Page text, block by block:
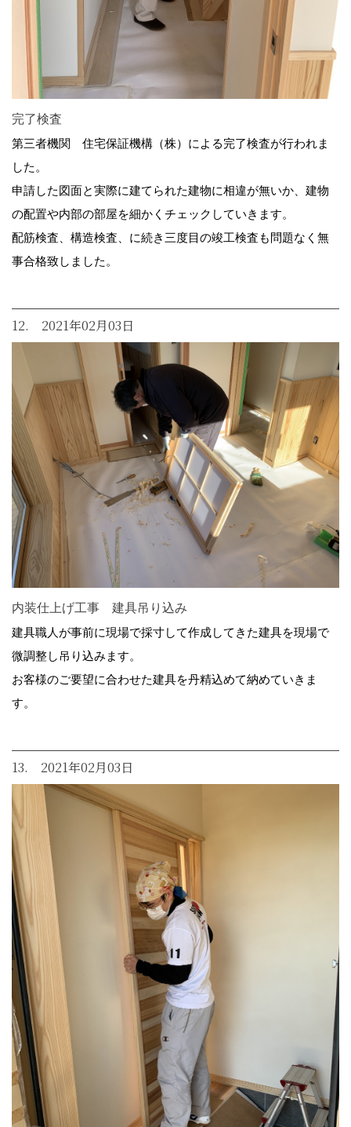
完了検査
第三者機関 住宅保証機構（株）による完了検査が行われま
した。
申請した図面と実際に建てられた建物に相違が無いか、建物
の配置や内部の部屋を細かくチェックしていきます。
配筋検査、構造検査、に続き三度目の竣工検査も問題なく無
事合格致しました。
12. 2021年02月03日
内装仕上げ工事 建具吊り込み
建具職人が事前に現場で採寸して作成してきた建具を現場で
微調整し吊り込みます。
お客様のご要望に合わせた建具を丹精込めて納めていきま
す。
13. 2021年02月03日